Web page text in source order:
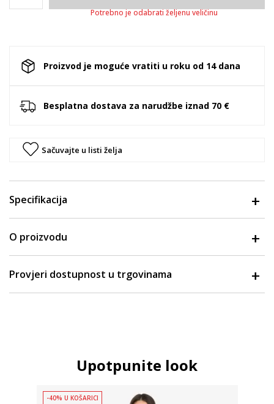
Potrebno je odabrati željenu veličinu
Proizvod je moguće vratiti u roku od 14 dana
Besplatna dostava za narudžbe iznad 70 €
Sačuvajte u listi želja
Specifikacija
O proizvodu
Provjeri dostupnost u trgovinama
Upotpunite look
-40% U KOŠARICI